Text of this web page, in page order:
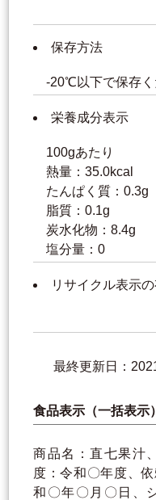
保存方法
-20℃以下で保存く
栄養成分表示
100gあたり
熱量：35.0kcal
たんぱく質：0.3g
脂質：0.1g
炭水化物：8.4g
塩分量：0
リサイクル表示
最終更新日：
食品表示（一括表示）
商品名：直七果汁
度：令和〇年度、
和〇年〇月〇日、